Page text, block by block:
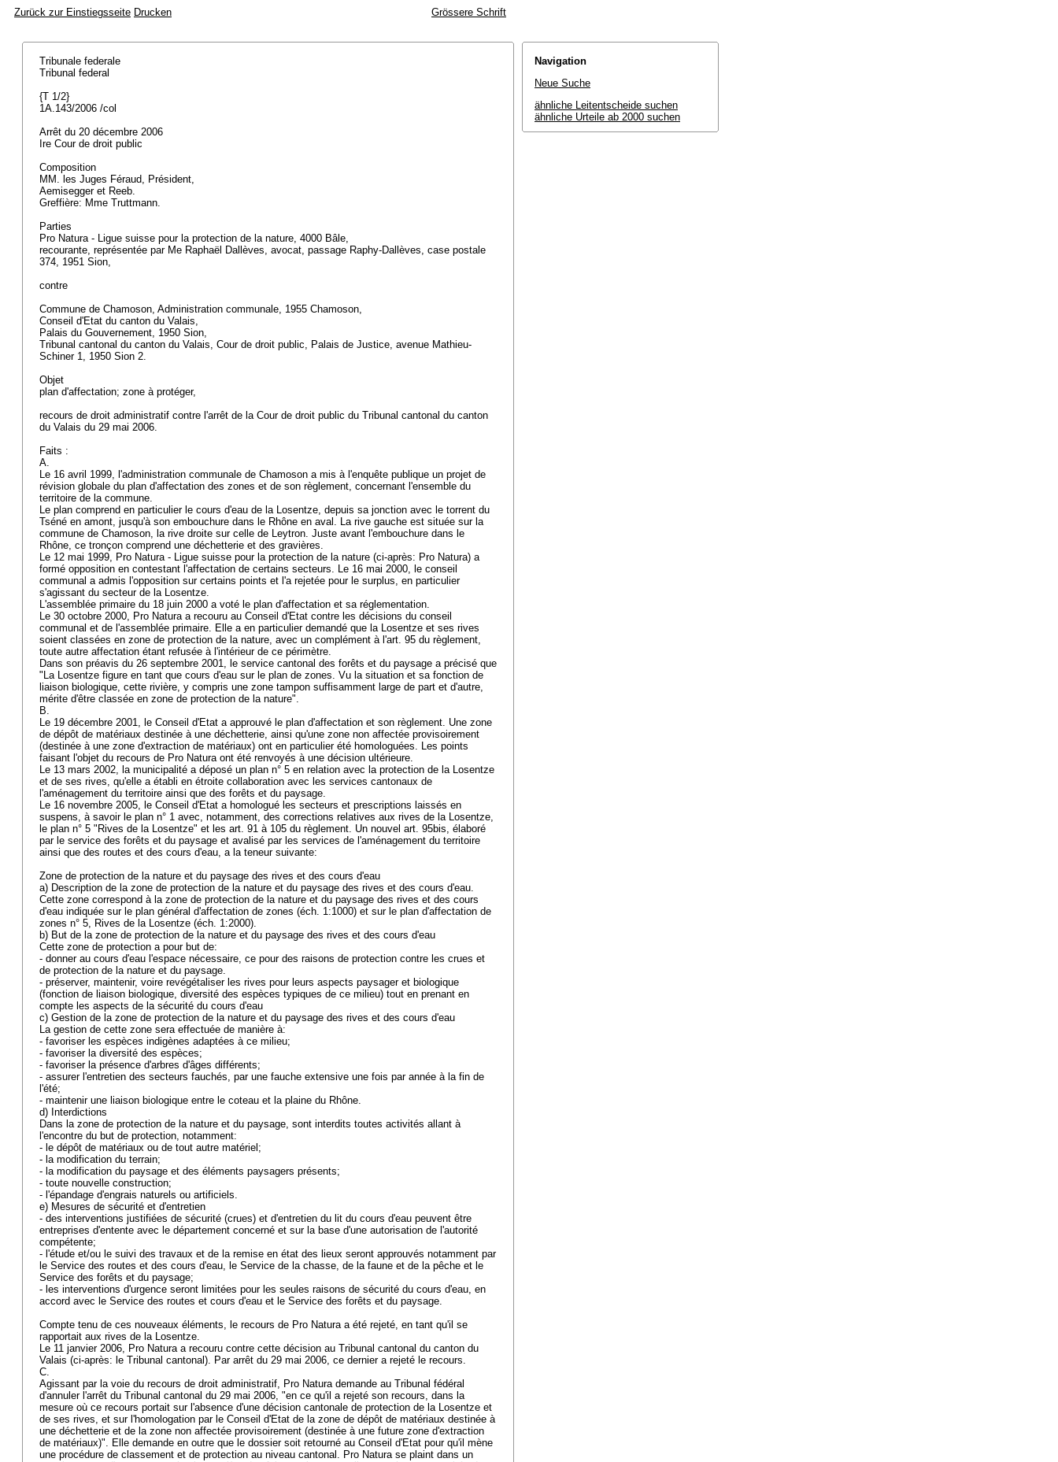
Zurück zur Einstiegsseite Drucken Grössere Schrift
Tribunale federale
Tribunal federal
{T 1/2}
1A.143/2006 /col
Arrêt du 20 décembre 2006
Ire Cour de droit public
Composition
MM. les Juges Féraud, Président,
Aemisegger et Reeb.
Greffière: Mme Truttmann.
Parties
Pro Natura - Ligue suisse pour la protection de la nature, 4000 Bâle,
recourante, représentée par Me Raphaël Dallèves, avocat, passage Raphy-Dallèves, case postale
374, 1951 Sion,
contre
Commune de Chamoson, Administration communale, 1955 Chamoson,
Conseil d'Etat du canton du Valais,
Palais du Gouvernement, 1950 Sion,
Tribunal cantonal du canton du Valais, Cour de droit public, Palais de Justice, avenue Mathieu-
Schiner 1, 1950 Sion 2.
Objet
plan d'affectation; zone à protéger,
recours de droit administratif contre l'arrêt de la Cour de droit public du Tribunal cantonal du canton
du Valais du 29 mai 2006.
Faits :
A.
Le 16 avril 1999, l'administration communale de Chamoson a mis à l'enquête publique un projet de
révision globale du plan d'affectation des zones et de son règlement, concernant l'ensemble du
territoire de la commune.
Le plan comprend en particulier le cours d'eau de la Losentze, depuis sa jonction avec le torrent du
Tséné en amont, jusqu'à son embouchure dans le Rhône en aval. La rive gauche est située sur la
commune de Chamoson, la rive droite sur celle de Leytron. Juste avant l'embouchure dans le
Rhône, ce tronçon comprend une déchetterie et des gravières.
Le 12 mai 1999, Pro Natura - Ligue suisse pour la protection de la nature (ci-après: Pro Natura) a
formé opposition en contestant l'affectation de certains secteurs. Le 16 mai 2000, le conseil
communal a admis l'opposition sur certains points et l'a rejetée pour le surplus, en particulier
s'agissant du secteur de la Losentze.
L'assemblée primaire du 18 juin 2000 a voté le plan d'affectation et sa réglementation.
Le 30 octobre 2000, Pro Natura a recouru au Conseil d'Etat contre les décisions du conseil
communal et de l'assemblée primaire. Elle a en particulier demandé que la Losentze et ses rives
soient classées en zone de protection de la nature, avec un complément à l'art. 95 du règlement,
toute autre affectation étant refusée à l'intérieur de ce périmètre.
Dans son préavis du 26 septembre 2001, le service cantonal des forêts et du paysage a précisé que
"La Losentze figure en tant que cours d'eau sur le plan de zones. Vu la situation et sa fonction de
liaison biologique, cette rivière, y compris une zone tampon suffisamment large de part et d'autre,
mérite d'être classée en zone de protection de la nature".
B.
Le 19 décembre 2001, le Conseil d'Etat a approuvé le plan d'affectation et son règlement. Une zone
de dépôt de matériaux destinée à une déchetterie, ainsi qu'une zone non affectée provisoirement
(destinée à une zone d'extraction de matériaux) ont en particulier été homologuées. Les points
faisant l'objet du recours de Pro Natura ont été renvoyés à une décision ultérieure.
Le 13 mars 2002, la municipalité a déposé un plan n° 5 en relation avec la protection de la Losentze
et de ses rives, qu'elle a établi en étroite collaboration avec les services cantonaux de
l'aménagement du territoire ainsi que des forêts et du paysage.
Le 16 novembre 2005, le Conseil d'Etat a homologué les secteurs et prescriptions laissés en
suspens, à savoir le plan n° 1 avec, notamment, des corrections relatives aux rives de la Losentze,
le plan n° 5 "Rives de la Losentze" et les art. 91 à 105 du règlement. Un nouvel art. 95bis, élaboré
par le service des forêts et du paysage et avalisé par les services de l'aménagement du territoire
ainsi que des routes et des cours d'eau, a la teneur suivante:
Zone de protection de la nature et du paysage des rives et des cours d'eau
a) Description de la zone de protection de la nature et du paysage des rives et des cours d'eau.
Cette zone correspond à la zone de protection de la nature et du paysage des rives et des cours
d'eau indiquée sur le plan général d'affectation de zones (éch. 1:1000) et sur le plan d'affectation de
zones n° 5, Rives de la Losentze (éch. 1:2000).
b) But de la zone de protection de la nature et du paysage des rives et des cours d'eau
Cette zone de protection a pour but de:
- donner au cours d'eau l'espace nécessaire, ce pour des raisons de protection contre les crues et
de protection de la nature et du paysage.
- préserver, maintenir, voire revégétaliser les rives pour leurs aspects paysager et biologique
(fonction de liaison biologique, diversité des espèces typiques de ce milieu) tout en prenant en
compte les aspects de la sécurité du cours d'eau
c) Gestion de la zone de protection de la nature et du paysage des rives et des cours d'eau
La gestion de cette zone sera effectuée de manière à:
- favoriser les espèces indigènes adaptées à ce milieu;
- favoriser la diversité des espèces;
- favoriser la présence d'arbres d'âges différents;
- assurer l'entretien des secteurs fauchés, par une fauche extensive une fois par année à la fin de
l'été;
- maintenir une liaison biologique entre le coteau et la plaine du Rhône.
d) Interdictions
Dans la zone de protection de la nature et du paysage, sont interdits toutes activités allant à
l'encontre du but de protection, notamment:
- le dépôt de matériaux ou de tout autre matériel;
- la modification du terrain;
- la modification du paysage et des éléments paysagers présents;
- toute nouvelle construction;
- l'épandage d'engrais naturels ou artificiels.
e) Mesures de sécurité et d'entretien
- des interventions justifiées de sécurité (crues) et d'entretien du lit du cours d'eau peuvent être
entreprises d'entente avec le département concerné et sur la base d'une autorisation de l'autorité
compétente;
- l'étude et/ou le suivi des travaux et de la remise en état des lieux seront approuvés notamment par
le Service des routes et des cours d'eau, le Service de la chasse, de la faune et de la pêche et le
Service des forêts et du paysage;
- les interventions d'urgence seront limitées pour les seules raisons de sécurité du cours d'eau, en
accord avec le Service des routes et cours d'eau et le Service des forêts et du paysage.
Compte tenu de ces nouveaux éléments, le recours de Pro Natura a été rejeté, en tant qu'il se
rapportait aux rives de la Losentze.
Le 11 janvier 2006, Pro Natura a recouru contre cette décision au Tribunal cantonal du canton du
Valais (ci-après: le Tribunal cantonal). Par arrêt du 29 mai 2006, ce dernier a rejeté le recours.
C.
Agissant par la voie du recours de droit administratif, Pro Natura demande au Tribunal fédéral
d'annuler l'arrêt du Tribunal cantonal du 29 mai 2006, "en ce qu'il a rejeté son recours, dans la
mesure où ce recours portait sur l'absence d'une décision cantonale de protection de la Losentze et
de ses rives, et sur l'homologation par le Conseil d'Etat de la zone de dépôt de matériaux destinée à
une déchetterie et de la zone non affectée provisoirement (destinée à une future zone d'extraction
de matériaux)". Elle demande en outre que le dossier soit retourné au Conseil d'Etat pour qu'il mène
une procédure de classement et de protection au niveau cantonal. Pro Natura se plaint dans un
Navigation
Neue Suche
ähnliche Leitentscheide suchen
ähnliche Urteile ab 2000 suchen